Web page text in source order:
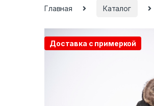
Главная Каталог
Доставка с примеркой